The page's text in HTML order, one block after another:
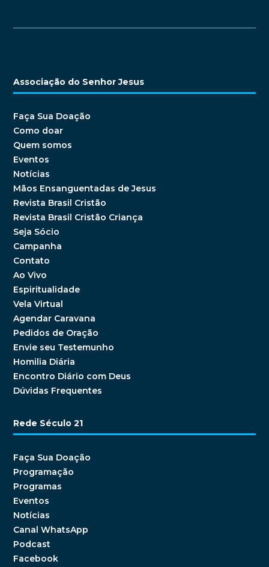
Associação do Senhor Jesus
Faça Sua Doação
Como doar
Quem somos
Eventos
Notícias
Mãos Ensanguentadas de Jesus
Revista Brasil Cristão
Revista Brasil Cristão Criança
Seja Sócio
Campanha
Contato
Ao Vivo
Espiritualidade
Vela Virtual
Agendar Caravana
Pedidos de Oração
Envie seu Testemunho
Homilia Diária
Encontro Diário com Deus
Dúvidas Frequentes
Rede Século 21
Faça Sua Doação
Programação
Programas
Eventos
Notícias
Canal WhatsApp
Podcast
Facebook